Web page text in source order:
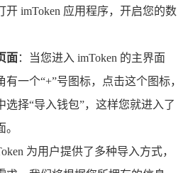
开 imToken 应用程序，开启您的数
面：当您进入 imToken 的主界面
一个“+”号图标，点击这个图标，
选择“导入钱包”，这样您就进入了
为用户提供了多种导入方式，